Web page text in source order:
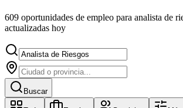
609 oportunidades de empleo para analista de
actualizadas hoy
Buscar